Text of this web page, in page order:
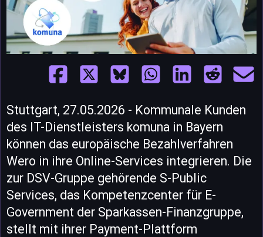
Stuttgart, 27.05.2026 - Kommunale Kunden
des IT-Dienstleisters komuna in Bayern
können das europäische Bezahlverfahren
Wero in ihre Online-Services integrieren. Die
zur DSV-Gruppe gehörende S-Public
Services, das Kompetenzcenter für E-
Government der Sparkassen-Finanzgruppe,
stellt mit ihrer Payment-Plattform